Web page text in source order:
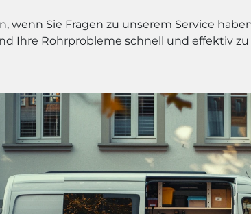
wenn Sie Fragen zu unserem Service
Ihre Rohrprobleme schnell und effektiv zu